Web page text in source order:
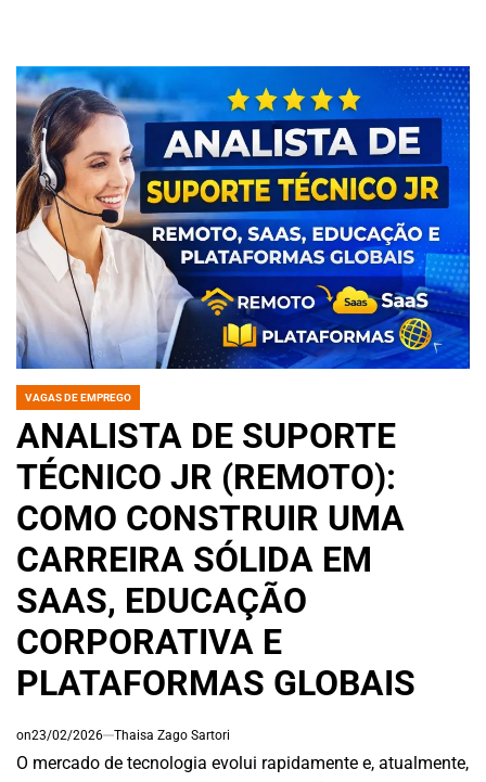
POSTED
VAGAS DE EMPREGO
ANALISTA DE SUPORTE
TÉCNICO JR (REMOTO):
COMO CONSTRUIR UMA
CARREIRA SÓLIDA EM
SAAS, EDUCAÇÃO
CORPORATIVA E
PLATAFORMAS GLOBAIS
on23/02/2026 Thaisa Zago Sartori
O mercado de tecnologia evolui rapidamente e, atualmente,